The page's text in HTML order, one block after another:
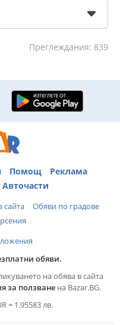
Преглеждания: 839
Помощ
Реклама
Авточасти
сайта
Обяви по градове
обяви.
на обява в сайта
за ползване на Bazar.BG.
= 1.95583 лв.